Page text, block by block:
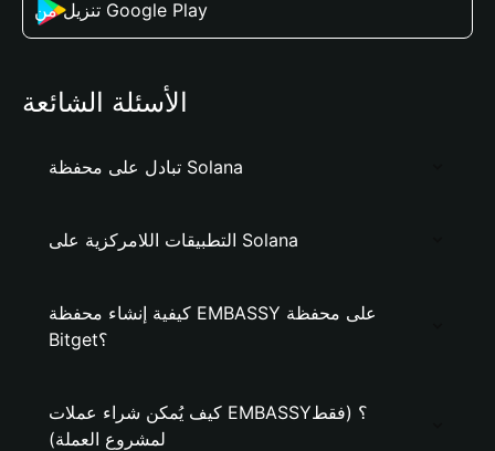
تنزيل من Google Play
الأسئلة الشائعة
تبادل على محفظة Solana
التطبيقات اللامركزية على Solana
كيفية إنشاء محفظة EMBASSY على محفظة
Bitget؟
كيف يُمكن شراء عملات EMBASSY؟ (فقط
لمشروع العملة)